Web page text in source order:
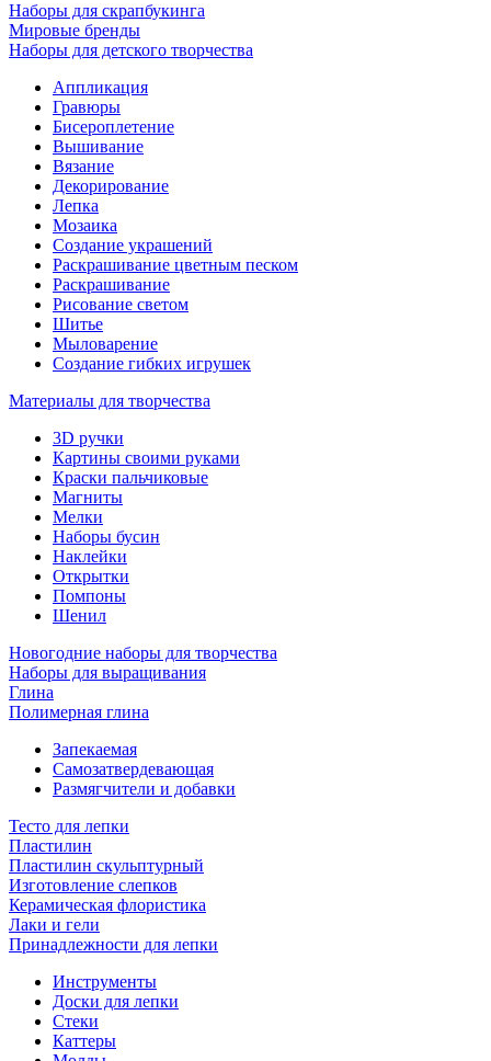
Наборы для скрапбукинга
Мировые бренды
Наборы для детского творчества
Аппликация
Гравюры
Бисероплетение
Вышивание
Вязание
Декорирование
Лепка
Мозаика
Создание украшений
Раскрашивание цветным песком
Раскрашивание
Рисование светом
Шитье
Мыловарение
Создание гибких игрушек
Материалы для творчества
3D ручки
Картины своими руками
Краски пальчиковые
Магниты
Мелки
Наборы бусин
Наклейки
Открытки
Помпоны
Шенил
Новогодние наборы для творчества
Наборы для выращивания
Глина
Полимерная глина
Запекаемая
Самозатвердевающая
Размягчители и добавки
Тесто для лепки
Пластилин
Пластилин скульптурный
Изготовление слепков
Керамическая флористика
Лаки и гели
Принадлежности для лепки
Инструменты
Доски для лепки
Стеки
Каттеры